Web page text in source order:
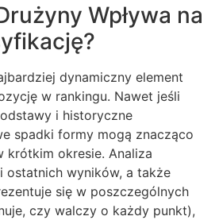
Wpływa na
dynamiczny element
w rankingu. Nawet jeśli
i historyczne
spadki formy mogą znacząco
krótkim okresie. Analiza
ostatnich wyników, a także
się w poszczególnych
czy walczy o każdy punkt),